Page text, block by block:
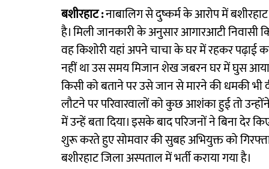
बशीरहाट :नाबालिग से दुष्कर्म के आरोप में
है। मिली जानकारी के अनुसार आगारआटी निवासी
वह किशोरी यहां अपने चाचा के घर में रहकर पढ़ाई
नहीं था उस समय मिजान शेख जबरन घर में घुस
किसी को बताने पर उसे जान से मारने की धमकी भी
लौटने पर परिवारवालों को कुछ आशंका हुई तो
में उन्हें बता दिया। इसके बाद परिजनों ने बिना देर
शुरू करते हुए सोमवार की सुबह अभियुक्त को
बशीरहाट जिला अस्पताल में भर्ती कराया गया है।